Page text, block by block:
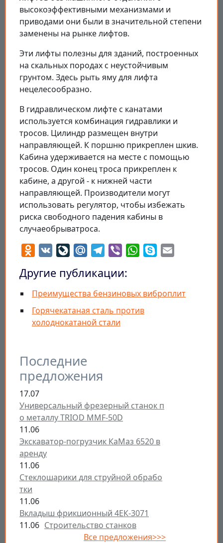
Последние
предложения
17.07
Универсальный фрезерный станок п
о металлу TRIOD MMF-50D
11.06
Экскаватор-погрузчик КаМаз 6520 в
аренду
11.06
Стеклошарики для струйной обрабо
тки
11.06
Вкладыш фрикционный 4ЕК-3071
11.06 Строительство станков
Все предложения>>>
высокоэффективными механизмами и
приводами они были в значительной степени
заменены на рынке лифтов.
Эти лифты полезны для зданий, построенных
на скальных породах с неустойчивым
грунтом. Здесь рыть яму для лифта
нецелесообразно.
В гидравлическом лифте с канатами
используется комбинация гидравлики и
тросов. Цилиндр размещен внутри
направляющей. К поршню прикреплен шкив.
Кабина удерживается на месте с помощью
тросов. Один конец троса прикреплен к
кабине, а другой - к нижней части
направляющей. Производители могут
использовать регулятор, чтобы избежать
риска свободного падения кабины в
случаеобрыватроса.
Odnoklassniki
VK LiveJournal
Mail.RuTelegram
Viber WhatsApp
Skype
Другие публикации:
Преимущества бензиновых виброплит
Горячекатаная сталь против
холоднокатаной стали